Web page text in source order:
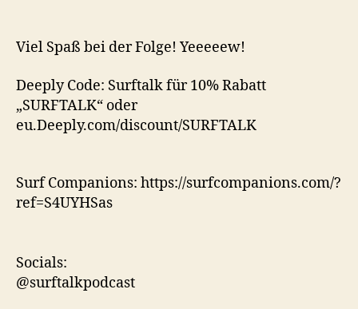
Viel Spaß bei der Folge! Yeeeeew!
Deeply Code: Surftalk für 10% Rabatt
„SURFTALK“ oder
eu.Deeply.com/discount/SURFTALK
Surf Companions: https://surfcompanions.com/?
ref=S4UYHSas
Socials:
@surftalkpodcast